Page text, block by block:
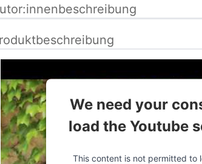
We need your
load the Youtube
This content is not permitted to